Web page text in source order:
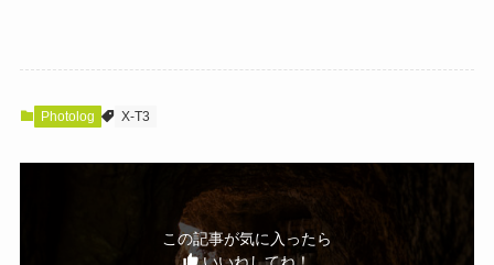
Photolog X-T3
この記事が気に入ったら